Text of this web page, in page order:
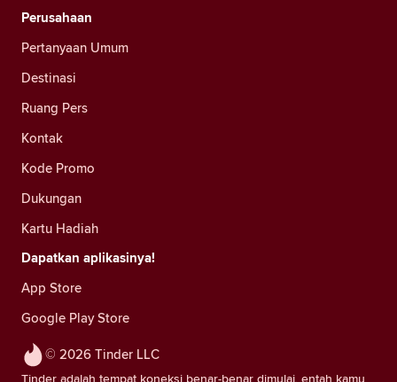
© 2026 Tinder LLC
Tinder adalah tempat koneksi benar-benar dimulai, entah kamu
Perusahaan
Pertanyaan Umum
Destinasi
Ruang Pers
Kontak
Kode Promo
Dukungan
Kartu Hadiah
Dapatkan aplikasinya!
App Store
Google Play Store